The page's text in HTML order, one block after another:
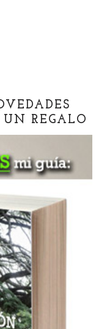
REGALO